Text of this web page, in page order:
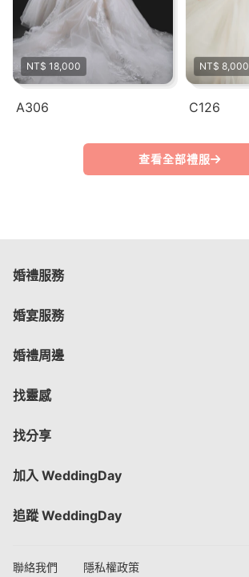
NT$ 18,000
A306
NT$ 8,000
C126
查看全部禮服
婚禮服務
婚宴服務
婚禮周邊
找靈感
找分享
加入 WeddingDay
追蹤 WeddingDay
聯絡我們 隱私權政策